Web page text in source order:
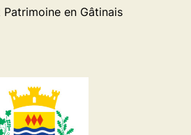
en Gâtinais